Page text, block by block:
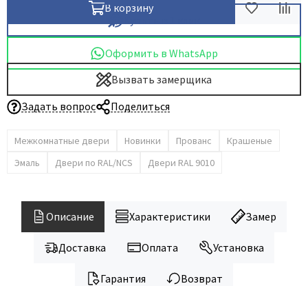
В корзину
Оформить в WhatsApp
Вызвать замерщика
Задать вопрос
Поделиться
Межкомнатные двери Новинки Прованс
Крашеные
Эмаль
Двери по RAL/NCS Двери RAL 9010
Описание Характеристики Замер
Доставка Оплата Установка
Гарантия Возврат